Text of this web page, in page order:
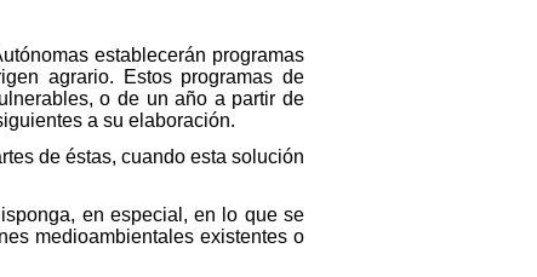
establecerán programas
agrario. Estos programas de
o de un año a partir de
a su elaboración.
de éstas, cuando esta solución
en especial, en lo que se
medioambientales existentes o